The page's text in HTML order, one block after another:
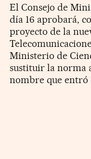
El Consejo de
día 16 aprobará,
proyecto de la
Ministerio de
sustituir la norma
nombre que entró